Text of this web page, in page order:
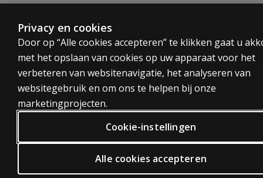
Privacy en cookies
Door op “Alle cookies accepteren” te klikken gaat u
met het opslaan van cookies op uw apparaat voor het
verbeteren van websitenavigatie, het analyseren van
websitegebruik en om ons te helpen bij onze
marketingprojecten.
Cookie-instellingen
Alle cookies accepteren